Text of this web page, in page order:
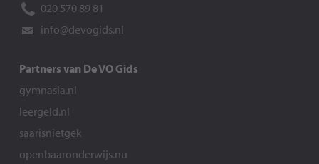
020 570 89 81
info@devogids.nl
Partners van De VO Gids
gymnasia.nl
leergeld.nl
saarisnietgek
openbaaronderwijs.nu